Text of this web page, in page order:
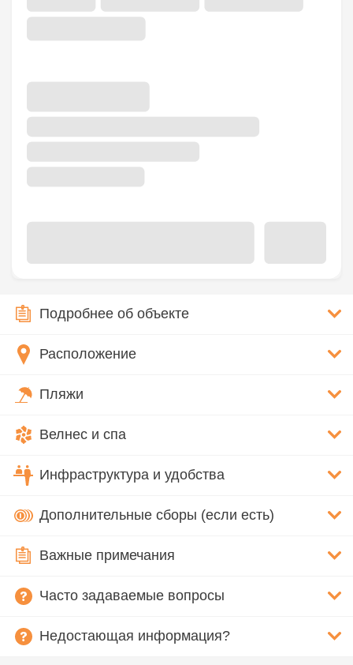
Подробнее об объекте
Расположение
Пляжи
Велнес и спа
Инфраструктура и удобства
Дополнительные сборы (если есть)
Важные примечания
Часто задаваемые вопросы
Недостающая информация?